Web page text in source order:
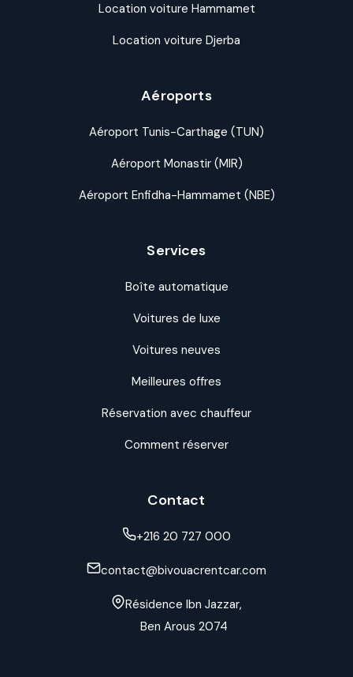
Location voiture Hammamet
Location voiture Djerba
Aéroports
Aéroport Tunis-Carthage (TUN)
Aéroport Monastir (MIR)
Aéroport Enfidha-Hammamet (NBE)
Services
Boîte automatique
Voitures de luxe
Voitures neuves
Meilleures offres
Réservation avec chauffeur
Comment réserver
Contact
+216 20 727 000
contact@bivouacrentcar.com
Résidence Ibn Jazzar,
Ben Arous 2074